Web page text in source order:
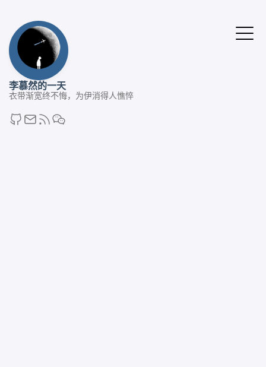
李慕然的一天
衣带渐宽终不悔，为伊消得人憔悴